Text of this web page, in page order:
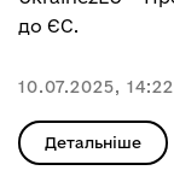
до ЄС.
10.07.2025, 14:22
Детальніше